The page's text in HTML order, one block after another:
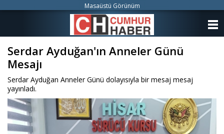
Serdar Ayduğan'ın Anneler Günü
Mesajı
Serdar Ayduğan Anneler Günü dolayısıyla bir mesaj mesaj
yayınladı.
Masaüstü Görünüm
KATEGORİLER
FOTO GALERİ